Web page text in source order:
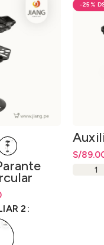
73.00
2
-25%
El
S/
El